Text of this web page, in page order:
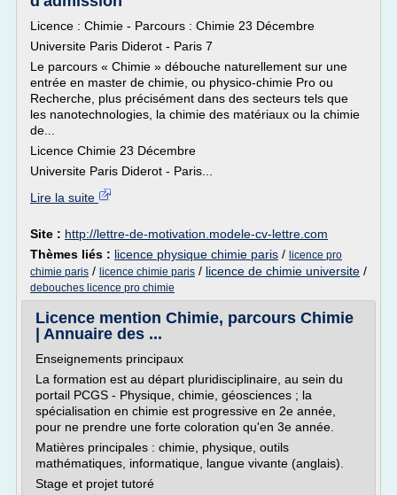
Licence : Chimie - Parcours : Chimie 23 Décembre
Universite Paris Diderot - Paris 7
Le parcours « Chimie » débouche naturellement sur une
entrée en master de chimie, ou physico-chimie Pro ou
Recherche, plus précisément dans des secteurs tels que
les nanotechnologies, la chimie des matériaux ou la chimie
de...
Licence Chimie 23 Décembre
Universite Paris Diderot - Paris...
Lire la suite
Site : http://lettre-de-motivation.modele-cv-lettre.com
Thèmes liés : licence physique chimie paris / licence pro
chimie paris / licence chimie paris / licence de chimie universite /
debouches licence pro chimie
Licence mention Chimie, parcours Chimie
| Annuaire des ...
Enseignements principaux
La formation est au départ pluridisciplinaire, au sein du
portail PCGS - Physique, chimie, géosciences ; la
spécialisation en chimie est progressive en 2e année,
pour ne prendre une forte coloration qu'en 3e année.
Matières principales : chimie, physique, outils
mathématiques, informatique, langue vivante (anglais).
Stage et projet tutoré